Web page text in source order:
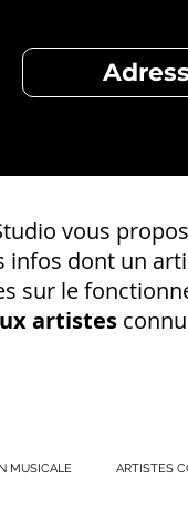
vous
infos dont un
sur le
artistes
MUSICALE ARTISTES